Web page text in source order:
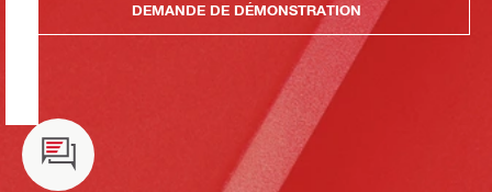
DEMANDE DE DÉMONSTRATION